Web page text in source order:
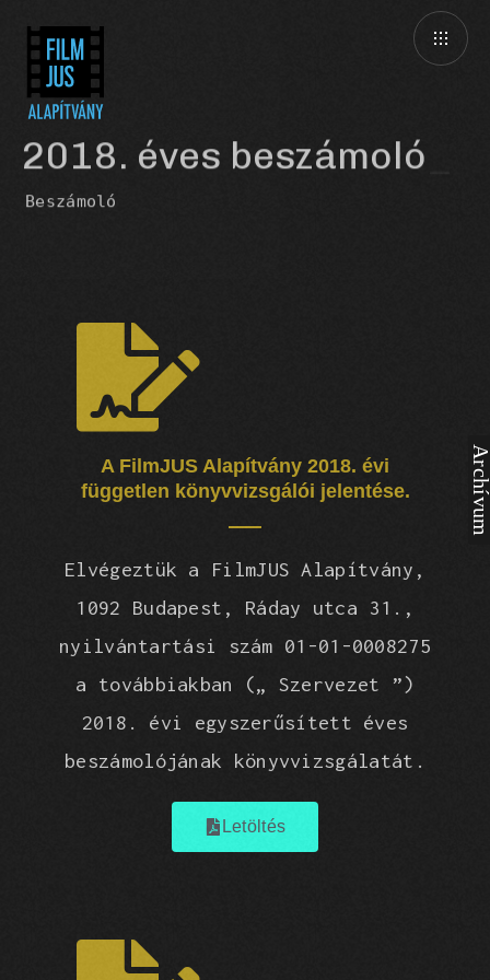
2018. éves beszámoló
Beszámoló
A FilmJUS Alapítvány 2018. évi
független könyvvizsgálói jelentése.
Elvégeztük a FilmJUS Alapítvány,
1092 Budapest, Ráday utca 31.,
nyilvántartási szám 01-01-0008275
a továbbiakban („ Szervezet ”)
2018. évi egyszerűsített éves
beszámolójának könyvvizsgálatát .
Letöltés